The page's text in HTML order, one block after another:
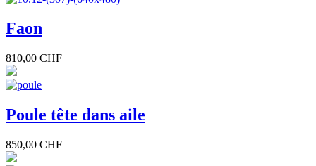
Faon
810,00 CHF
Poule tête dans aile
850,00 CHF